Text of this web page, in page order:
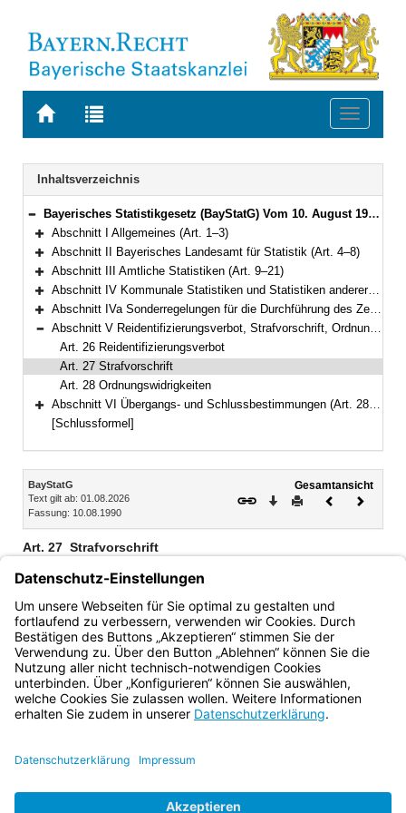
Zur
BAYERN.RECHT
Zur
letzten
Suche
Toggle
Navigation
Inhaltsverzeichnis
Bereich reduzieren
Bayerisches Statistikgesetz (BayStatG) Vom 10. August 1990 (GVBl. S. 270) BayRS 290-1-I (Art. 1–29)
Bereich erweitern
Abschnitt I Allgemeines (Art. 1–3)
Bereich erweitern
Abschnitt II Bayerisches Landesamt für Statistik (Art. 4–8)
Bereich erweitern
Abschnitt III Amtliche Statistiken (Art. 9–21)
Bereich erweitern
Abschnitt IV Kommunale Statistiken und Statistiken anderer nichtstaatlicher juristischer Personen des öffentlichen Rechts (Art. 22–25)
Bereich erweitern
Abschnitt IVa Sonderregelungen für die Durchführung des Zensus 2022 (Art. 25a–25e)
Bereich reduzieren
Abschnitt V Reidentifizierungsverbot, Strafvorschrift, Ordnungswidrigkeiten (Art. 26–28)
Art. 26 Reidentifizierungsverbot
Art. 27 Strafvorschrift
Art. 28 Ordnungswidrigkeiten
Bereich erweitern
Abschnitt VI Übergangs- und Schlussbestimmungen (Art. 28a–29)
[Schlussformel]
Inhalt
BayStatG
Text gilt ab: 01.08.2026
Fassung: 10.08.1990
Gesamtansicht
Download
DruckenVorheriges
Art. 27 Strafvorschrift
Wer entgegen Art. 26 Einzelangaben aus Statistiken
öffentlicher Stellen oder solche Einzelangaben mit anderen
Angaben zusammenführt, wird mit Freiheitsstrafe bis zu
einem Jahr oder mit Geldstrafe bestraft.
Bayern.de
BayernPortal
Impressum